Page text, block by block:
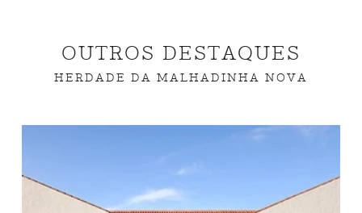
OUTROS DESTAQUES
HERDADE DA MALHADINHA NOVA